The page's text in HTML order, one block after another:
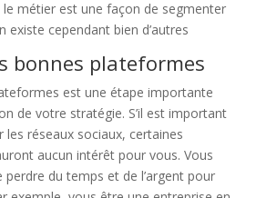
le métier est une façon de segmenter
existe cependant bien d’autres
bonnes plateformes
est une étape importante
de votre stratégie. S’il est important
les réseaux sociaux, certaines
aucun intérêt pour vous. Vous
perdre du temps et de l’argent pour